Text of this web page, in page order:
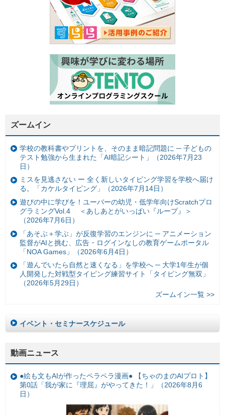
ズームイン
学校の教科書やプリントを、そのまま暗記問題に ─ 子どもの
テスト勉強から生まれた「AI暗記シート」（2026年7月23
日）
ミスを見逃さない ー 全く新しいタイピング学習を学校へ届け
る。「カケルタイピング」（2026年7月14日）
遊びの中に学びを！ユーバーの幼児・低学年向けScratchプロ
グラミングVol.4 ＜あしあとがいっぱい『ループ』＞
（2026年7月6日）
「あそぶ＋学ぶ」が反復学習のエンジンに ─ アニメーション
監督がAIと挑む、広告・ログインなしの教育ゲームポータル
「NOA Games」（2026年6月4日）
「遊んでいたら自然と速くなる」を学校へ ─ 大学1年生が個
人開発した対戦型タイピング練習サイト「タイピング無双」
（2026年5月29日）
ズームイン一覧 >>
イベント・セミナースケジュール
動画ニュース
●絵も文もAIが作ったペラペラ漫画● 【ちゃのまのAIプロト】
第0話「我が家に『理屈』がやってきた！」（2026年8月6
日）